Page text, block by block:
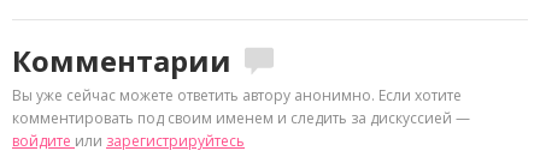
Комментарии
Вы уже сейчас можете ответить автору анонимно. Если хотите
комментировать под своим именем и следить за дискуссией —
войдите или зарегистрируйтесь